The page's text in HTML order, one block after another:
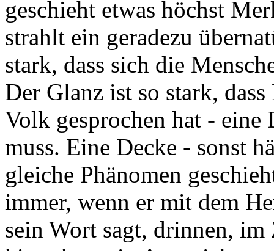
geschieht etwas höchst
strahlt ein geradezu
stark, dass sich die
Der Glanz ist so stark,
Volk gesprochen hat - eine
muss. Eine Decke - sonst
gleiche Phänomen
immer, wenn er mit dem
sein Wort sagt, drinnen,